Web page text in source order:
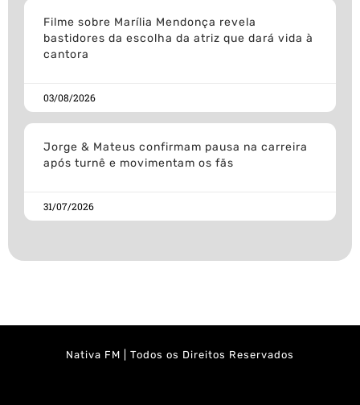
Filme sobre Marília Mendonça revela
bastidores da escolha da atriz que dará vida à
cantora
03/08/2026
Jorge & Mateus confirmam pausa na carreira
após turnê e movimentam os fãs
31/07/2026
Nativa FM | Todos os Direitos Reservados